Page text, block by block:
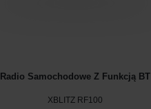
Radio Samochodowe Z Funkcją BT
XBLITZ RF100